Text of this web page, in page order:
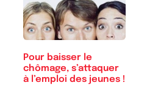
Pour baisser le
chômage, s’attaquer
à l’emploi des jeunes !